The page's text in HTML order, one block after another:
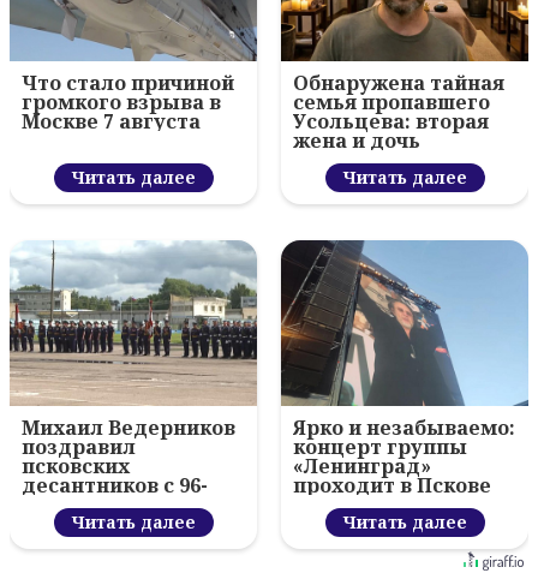
Что стало причиной
громкого взрыва в
Москве 7 августа
Читать далее
Обнаружена тайная
семья пропавшего
Усольцева: вторая
жена и дочь
Читать далее
Михаил Ведерников
поздравил
псковских
десантников с 96-
летием ВДВ и
вручил награды
Читать далее
Ярко и незабываемо:
концерт группы
«Ленинград»
проходит в Пскове
Читать далее